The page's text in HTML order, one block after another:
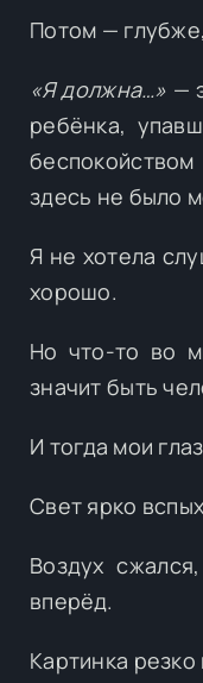
Потом —
«Я должна…» —
ребёнка,
здесь не было
Я не хотела
хорошо.
Но что-то во
значит быть
И тогда мои
Свет ярко
Воздух
вперёд.
Картинка